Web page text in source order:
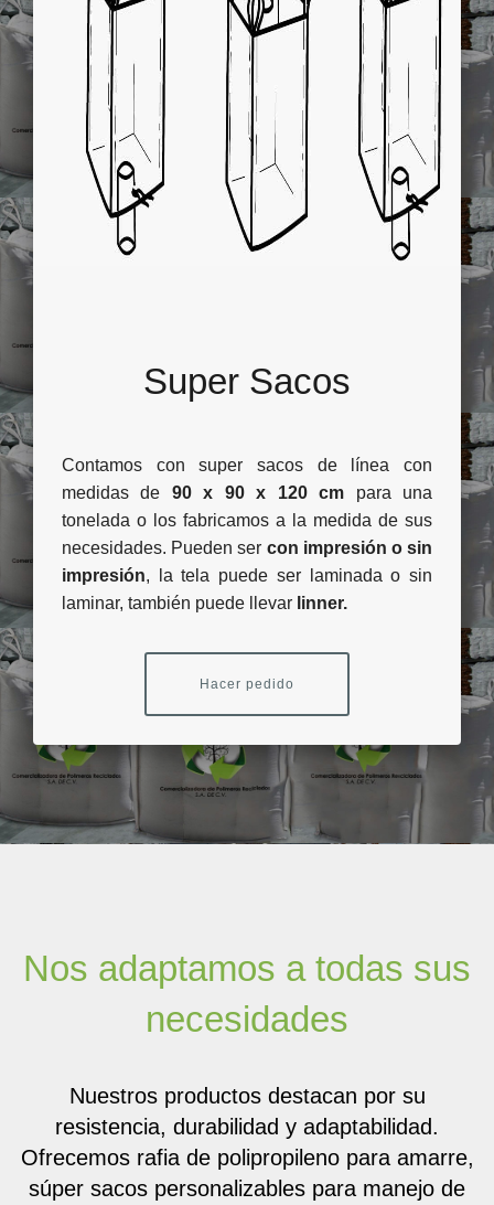
Super Sacos
Contamos con super sacos de línea con
medidas de 90 x 90 x 120 cm para una
tonelada o los fabricamos a la medida de sus
necesidades. Pueden ser con impresión o sin
impresión, la tela puede ser laminada o sin
laminar, también puede llevar linner.
Hacer pedido
Nos adaptamos a todas sus
necesidades
Nuestros productos destacan por su
resistencia, durabilidad y adaptabilidad.
Ofrecemos rafia de polipropileno para amarre,
súper sacos personalizables para manejo de